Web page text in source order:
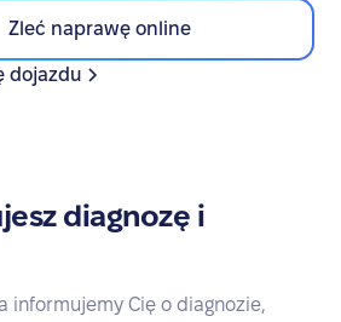
Zleć naprawę online
dojazdu
diagnozę i
informujemy Cię o diagnozie,